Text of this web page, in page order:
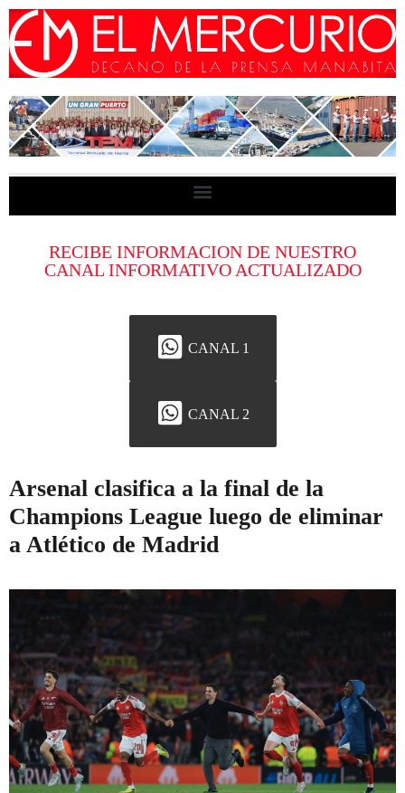
RECIBE INFORMACION DE NUESTRO
CANAL INFORMATIVO ACTUALIZADO
CANAL 1
CANAL 2
Arsenal clasifica a la final de la
Champions League luego de eliminar
a Atlético de Madrid